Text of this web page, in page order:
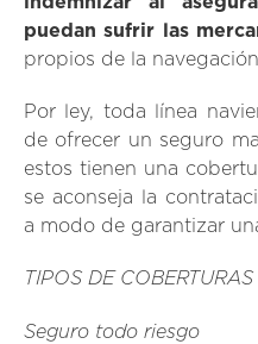
puedan sufrir las
propios de la
Por ley, toda línea
de ofrecer un seguro
estos tienen una
se aconseja la
a modo de garantizar
TIPOS DE COBERTURAS
Seguro todo riesgo